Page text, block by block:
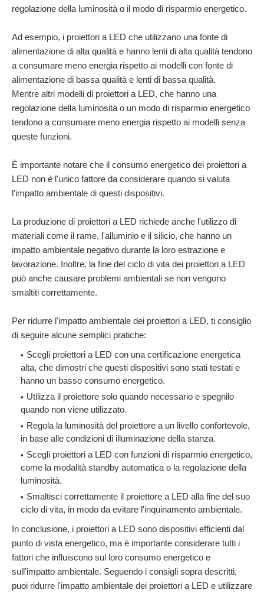
regolazione della luminosità o il modo di risparmio energetico.
Ad esempio, i proiettori a LED che utilizzano una fonte di
alimentazione di alta qualità e hanno lenti di alta qualità tendono
a consumare meno energia rispetto ai modelli con fonte di
alimentazione di bassa qualità e lenti di bassa qualità.
Mentre altri modelli di proiettori a LED, che hanno una
regolazione della luminosità o un modo di risparmio energetico
tendono a consumare meno energia rispetto ai modelli senza
queste funzioni.
È importante notare che il consumo energetico dei proiettori a
LED non è l'unico fattore da considerare quando si valuta
l'impatto ambientale di questi dispositivi.
La produzione di proiettori a LED richiede anche l'utilizzo di
materiali come il rame, l'alluminio e il silicio, che hanno un
impatto ambientale negativo durante la loro estrazione e
lavorazione. Inoltre, la fine del ciclo di vita dei proiettori a LED
può anche causare problemi ambientali se non vengono
smaltiti correttamente.
Per ridurre l'impatto ambientale dei proiettori a LED, ti consiglio
di seguire alcune semplici pratiche:
Scegli proiettori a LED con una certificazione energetica
alta, che dimostri che questi dispositivi sono stati testati e
hanno un basso consumo energetico.
Utilizza il proiettore solo quando necessario e spegnilo
quando non viene utilizzato.
Regola la luminosità del proiettore a un livello confortevole,
in base alle condizioni di illuminazione della stanza.
Scegli proiettori a LED con funzioni di risparmio energetico,
come la modalità standby automatica o la regolazione della
luminosità.
Smaltisci correttamente il proiettore a LED alla fine del suo
ciclo di vita, in modo da evitare l'inquinamento ambientale.
In conclusione, i proiettori a LED sono dispositivi efficienti dal
punto di vista energetico, ma è importante considerare tutti i
fattori che influiscono sul loro consumo energetico e
sull'impatto ambientale. Seguendo i consigli sopra descritti,
puoi ridurre l'impatto ambientale dei proiettori a LED e utilizzare